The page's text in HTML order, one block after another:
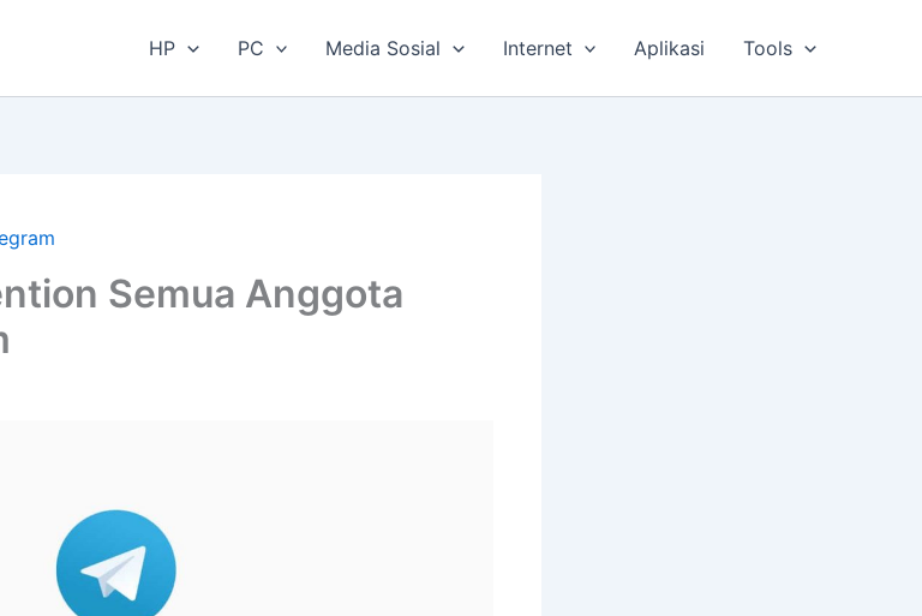
HP PC Media Sosial Internet Aplikasi Tools
Semua Anggota